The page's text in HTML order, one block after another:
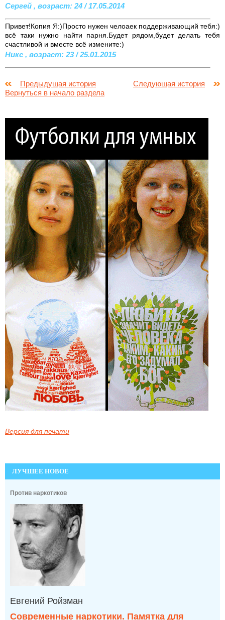
Сергей , возраст: 24 / 17.05.2014
Привет!Копия Я:)Просто нужен челоаек поддерживающий тебя:)
всё таки нужно найти парня.Будет рядом,будет делать тебя
счастливой и вместе всё измените:)
Никс , возраст: 23 / 25.01.2015
Предыдущая история
Следующая история
Вернуться в начало раздела
Версия для печати
ЛУЧШЕЕ НОВОЕ
Против наркотиков
Евгений Ройзман
Современные наркотики. Памятка для